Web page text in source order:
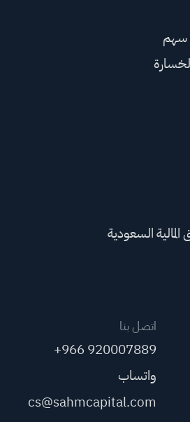
سهم
السعودية
اتصل بنا
+966 920007889
واتساب
cs@sahmcapital.com